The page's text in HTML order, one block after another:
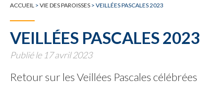
TOUTE L'ACTUALITÉ
ACCUEIL > VIE DES PAROISSES > VEILLÉES PASCALES 2023
VEILLÉES PASCALES 2023
Publié le 17 avril 2023
Retour sur les Veillées Pascales célébrées